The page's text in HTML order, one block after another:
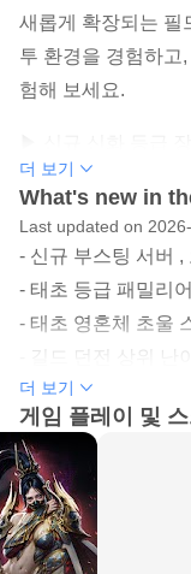
새롭게 확장되는 필
투 환경을 경험하고
험해 보세요.
새로운 성장 목표가
입니다.
더욱 강력한 장비
콘텐츠에 도전할
요.
소울 큐브 옵션 시스
기존 획득 가능 옵션
변경 시 기존 옵션과
있는 기능이 추가될
▶ 팔라딘 밸런스 조
더 보기
What's new in
Last updated on
- 신규 부스팅 서버 ,
- 태초 등급 패밀리
- 태초 영혼체 초울
- 길드 던전 상위 난
- 결속의 탑 확장
- 정예 던전 NPC 상
- 영혼체, 패밀리어,
- 아이템 보관 편의성
- 2주년 업데이트 이
더 보기
게임 플레이 및